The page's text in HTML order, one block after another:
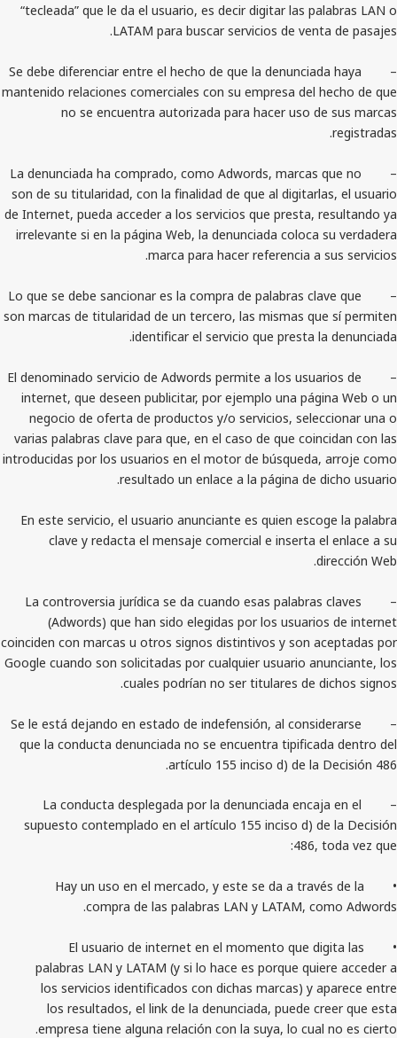
“tecleada” que le da el usuario, es decir digitar las
LATAM para buscar servicios de
– Se debe diferenciar entre el hecho de que la
mantenido relaciones comerciales con su empresa del
no se encuentra autorizada para hacer uso
– La denunciada ha comprado, como Adwords,
son de su titularidad, con la finalidad de que al
de Internet, pueda acceder a los servicios que presta,
irrelevante si en la página Web, la denunciada
marca para hacer referencia
– Lo que se debe sancionar es la compra de palabras
son marcas de titularidad de un tercero, las mismas
identificar el servicio que presta
– El denominado servicio de Adwords permite a los
internet, que deseen publicitar, por ejemplo una
negocio de oferta de productos y/o servicios,
varias palabras clave para que, en el caso de que
introducidas por los usuarios en el motor de
resultado un enlace a la página de
En este servicio, el usuario anunciante es quien
clave y redacta el mensaje comercial e inserta
– La controversia jurídica se da cuando esas
(Adwords) que han sido elegidas por los
coinciden con marcas u otros signos distintivos y son
Google cuando son solicitadas por cualquier usuario
cuales podrían no ser titulares de
– Se le está dejando en estado de indefensión, al
que la conducta denunciada no se encuentra
artículo 155 inciso d) de
– La conducta desplegada por la denunciada
supuesto contemplado en el artículo 155 inciso d)
• Hay un uso en el mercado, y este se da a
compra de las palabras LAN y LATAM,
• El usuario de internet en el momento que
palabras LAN y LATAM (y si lo hace es porque
los servicios identificados con dichas marcas) y
los resultados, el link de la denunciada, puede
empresa tiene alguna relación con la suya, lo